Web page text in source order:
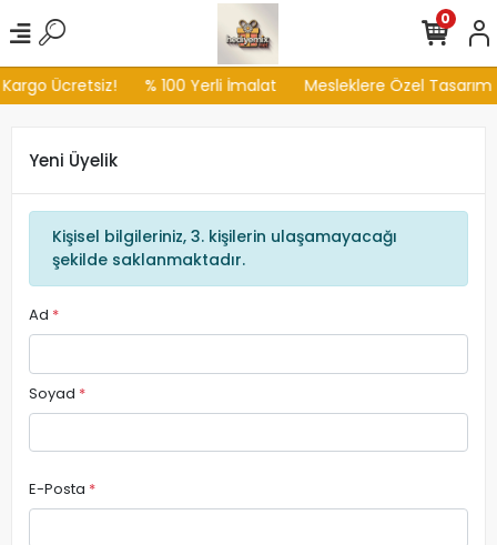
Ücretsiz! % 100 Yerli İmalat Mesleklere Özel Tasarım
0
Yeni Üyelik
Kişisel bilgileriniz, 3. kişilerin ulaşamayacağı
şekilde saklanmaktadır.
Ad *
Soyad *
E-Posta *